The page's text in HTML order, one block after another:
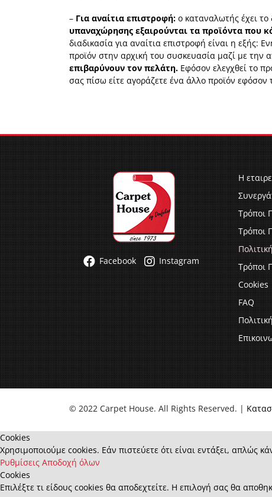
– Για αναίτια επιστροφή: ο καταναλωτής έχει
υπαναχώρησης εξαιρούνται τα προϊόντα που
διαδικασία για αναίτια επιστροφή είναι η εξής:
προϊόν στην αρχική του συσκευασία μαζί με την
επιβαρύνουν τον πελάτη. Εφόσον ελεγχθεί το
σας πίσω είτε αγοράζετε ένα άλλο προϊόν εφόσον
Facebook Instagram
Η
Τρόποι
Τρόποι
Τρόποι
Cookies
FAQ
© 2022 Carpet House. All Rights Reserved. |
Cookies
Χρησιμοποιούμε cookies. Εάν πιστεύετε ότι είναι εντάξει, απλώς
Ρυθμίσεις Αποδοχή όλων
Cookies
Επιλέξτε τι είδους cookies θα αποδεχτείτε. Η επιλογή σας θα